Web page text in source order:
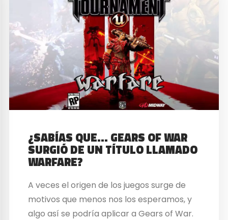
¿SABÍAS QUE… GEARS OF WAR
SURGIÓ DE UN TÍTULO LLAMADO
WARFARE?
A veces el origen de los juegos surge de
motivos que menos nos los esperamos, y
algo así se podría aplicar a Gears of War.